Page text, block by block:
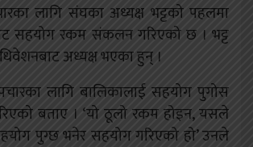
लागि संघका अध्यक्ष भट्टको पहलमा
सहयोग रकम संकलन गरिएको छ । भट्ट
अध्यक्ष भएका हुन् ।
लागि बालिकालाई सहयोग पुगोस
बताए । ‘यो ठूलो रकम होइन, यसले
पुग्छ भनेर सहयोग गरिएको हो’ उनले